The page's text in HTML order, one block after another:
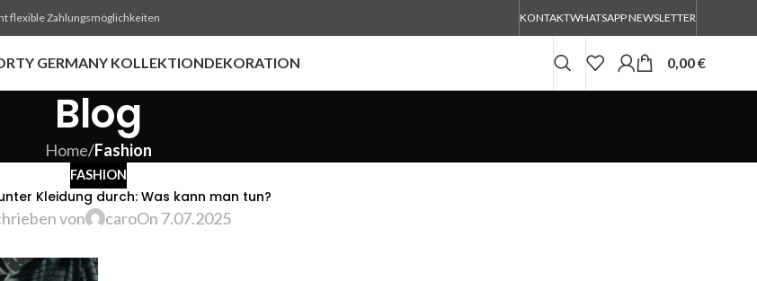
flexible Zahlungsmöglichkeiten KONTAKTWHATSAPP NEWSLETTER
GERMANY KOLLEKTIONDEKORATION 0,00€
Blog
Home/Fashion
FASHION
Kleidung durch: Was kann man tun?
von caroOn 7.07.2025